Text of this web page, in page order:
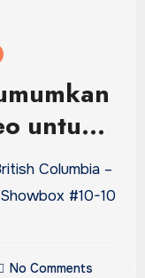
untuk
#10-10
No Comments